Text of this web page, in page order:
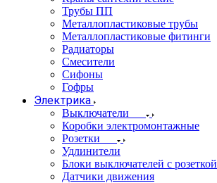
Трубы ПП
Металлопластиковые трубы
Металлопластиковые фитинги
Радиаторы
Смесители
Сифоны
Гофры
Электрика
Выключатели
Коробки электромонтажные
Розетки
Удлинители
Блоки выключателей с розеткой
Датчики движения